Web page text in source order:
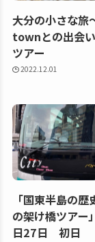
大分の小さな旅
townとの出会
ツアー
2022.12.01
「国東半島の
の架け橋ツアー
日27日 初日